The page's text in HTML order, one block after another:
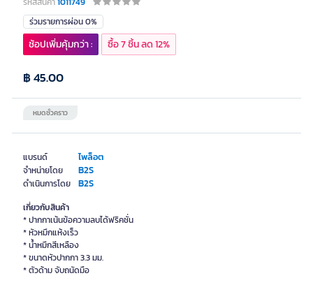
แบรนด์ ไพล็อต
จำหน่ายโดย B2S
ดำเนินการโดย B2S
ร่วมรายการผ่อน 0%
หมดชั่วคราว
฿ 45.00
ช้อปเพิ่มคุ้มกว่า : ซื้อ 7 ชิ้น ลด 12%
เกี่ยวกับสินค้า
* ปากกาเน้นข้อความลบได้ฟริคชั่น
* หัวหมึกแห้งเร็ว
* น้ำหมึกสีเหลือง
* ขนาดหัวปากกา 3.3 มม.
* ตัวด้าม จับถนัดมือ